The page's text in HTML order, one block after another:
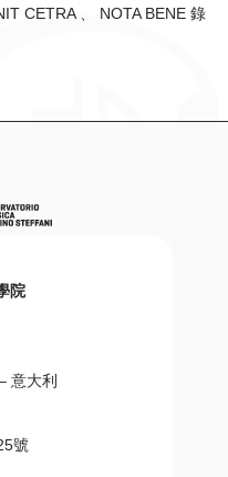
CETRA 、 NOTA BENE 錄
院
意大利
號